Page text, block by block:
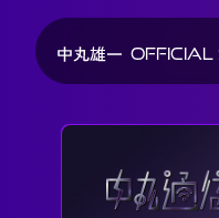
OFFICIAL